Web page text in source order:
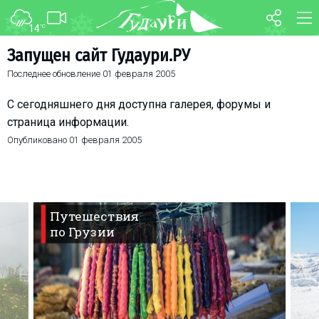
14°C
Запущен сайт Гудаури.РУ
Последнее обновление 01 февраля 2005
С сегодняшнего дня доступна галерея, форумы и
страница информации.
Опубликовано 01 февраля 2005
Путешествия
по Грузии
ФОРУМ
ТРАНСФЕР
О курорте
Схема трасс
Ски-пасс
Инструкторы
Дети в Гудаури
Развлечения
Календарь событий
Телеграм-канал
Гудаури
INFO